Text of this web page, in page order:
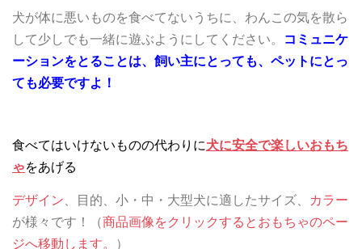
犬が体に悪いものを食べてないうちに、わんこの気を散ら
して少しでも一緒に遊ぶようにしてください。
コミュニケ
ーションをとることは、飼い主にとっても、ペットにとっ
ても必要ですよ！
食べてはいけないものの代わりに犬に安全で楽しいおもち
ゃをあげる
デザイン 、目的、小・中・大型犬に適したサイズ、
カラー
が様々です！（商品画像をクリックするとおもちゃのペー
ジへ移動します。 ）